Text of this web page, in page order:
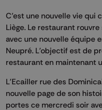
C’est une nouvelle vie qui
Liège. Le restaurant
avec une nouvelle équipe
Neupré. L’objectif est de
restaurant en maintenant
L’Ecailler rue des
nouvelle page de son
portes ce mercredi soir